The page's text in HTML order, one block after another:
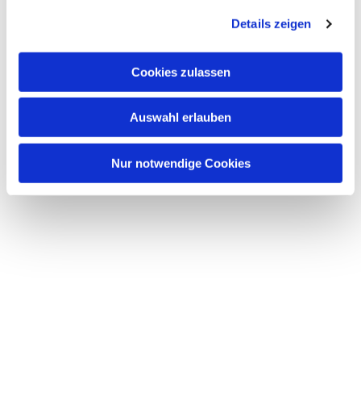
Details zeigen
Cookies zulassen
Auswahl erlauben
Nur notwendige Cookies